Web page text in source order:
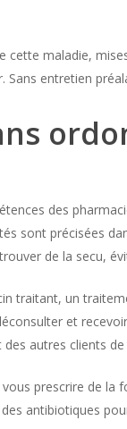
maladie,
entretien
des
sont précisées
de la secu,
traitant, un
et
autres clients
prescrire de
antibiotiques